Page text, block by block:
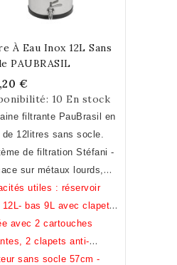
Add To Cart
À Eau Inox 12L Sans
PAUBRASIL
€
10 En stock
filtrante PauBrasil en
de 12litres sans socle.
de filtration Stéfani -
sur métaux lourds,
chlore, bacteries
analyses)
utiles : réservoir
12L- bas 9L avec clapets,
sans.avec 2 cartouches
2 clapets anti-
un robinet inox,
sans socle 57cm -